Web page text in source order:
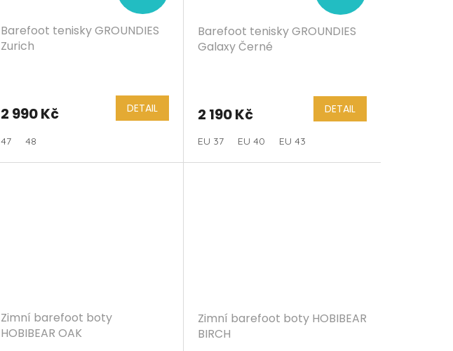
Barefoot tenisky GROUNDIES
Zurich
2 990 Kč DETAIL
47 48
Barefoot tenisky GROUNDIES
Galaxy Černé
2 190 Kč DETAIL
EU 37 EU 40 EU 43
Zimní barefoot boty
HOBIBEAR OAK
Zimní barefoot boty HOBIBEAR
BIRCH